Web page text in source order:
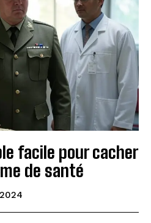
facile pour cacher
de santé